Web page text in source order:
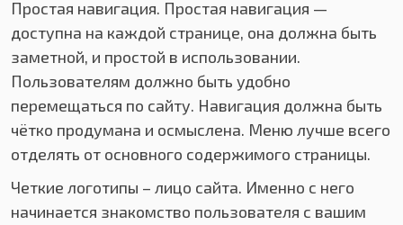
Простая навигация. Простая навигация —
доступна на каждой странице, она должна быть
заметной, и простой в использовании.
Пользователям должно быть удобно
перемещаться по сайту. Навигация должна быть
чётко продумана и осмыслена. Меню лучше всего
отделять от основного содержимого страницы.
Четкие логотипы – лицо сайта. Именно с него
начинается знакомство пользователя с вашим